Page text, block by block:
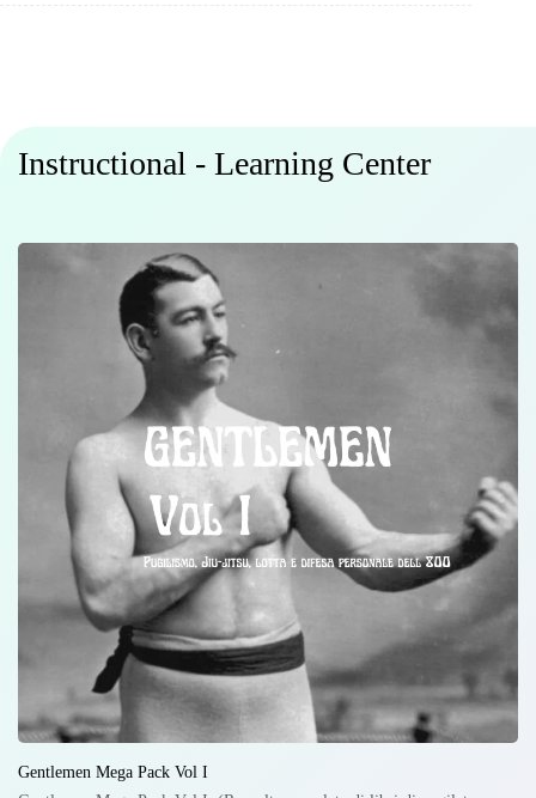
Instructional - Learning Center
Gentlemen Mega Pack Vol I